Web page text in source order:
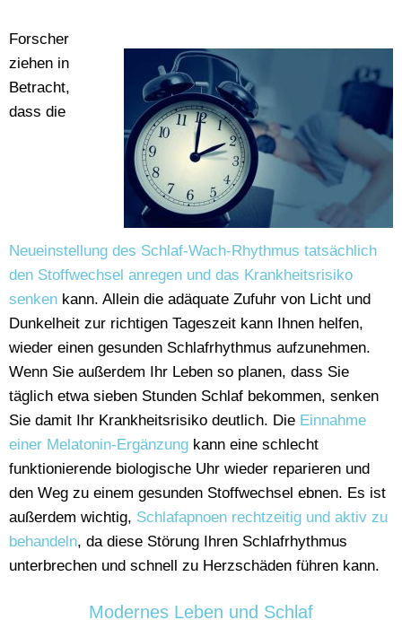
Forscher
ziehen in
Betracht,
dass die
Neueinstellung des Schlaf-Wach-Rhythmus tatsächlich
den Stoffwechsel anregen und das Krankheitsrisiko
senken kann. Allein die adäquate Zufuhr von Licht und
Dunkelheit zur richtigen Tageszeit kann Ihnen helfen,
wieder einen gesunden Schlafrhythmus aufzunehmen.
Wenn Sie außerdem Ihr Leben so planen, dass Sie
täglich etwa sieben Stunden Schlaf bekommen, senken
Sie damit Ihr Krankheitsrisiko deutlich. Die Einnahme
einer Melatonin-Ergänzung kann eine schlecht
funktionierende biologische Uhr wieder reparieren und
den Weg zu einem gesunden Stoffwechsel ebnen. Es ist
außerdem wichtig, Schlafapnoen rechtzeitig und aktiv zu
behandeln, da diese Störung Ihren Schlafrhythmus
unterbrechen und schnell zu Herzschäden führen kann.
Modernes Leben und Schlaf